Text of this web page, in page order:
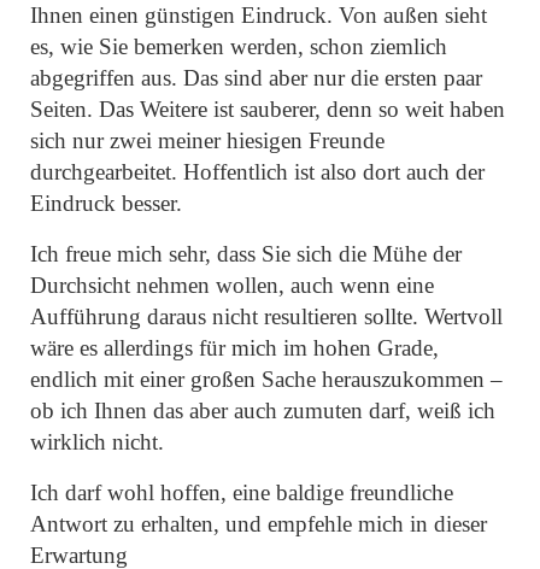
Ihnen einen günstigen Eindruck. Von außen sieht
es, wie Sie bemerken werden, schon ziemlich
abgegriffen aus. Das sind aber nur die ersten paar
Seiten. Das Weitere ist sauberer, denn so weit haben
sich nur zwei meiner hiesigen Freunde
durchgearbeitet. Hoffentlich ist also dort auch der
Eindruck besser.
Ich freue mich sehr, dass Sie sich die Mühe der
Durchsicht nehmen wollen, auch wenn eine
Aufführung daraus nicht resultieren sollte. Wertvoll
wäre es allerdings für mich im hohen Grade,
endlich mit einer großen Sache herauszukommen –
ob ich Ihnen das aber auch zumuten darf, weiß ich
wirklich nicht.
Ich darf wohl hoffen, eine baldige freundliche
Antwort zu erhalten, und empfehle mich in dieser
Erwartung